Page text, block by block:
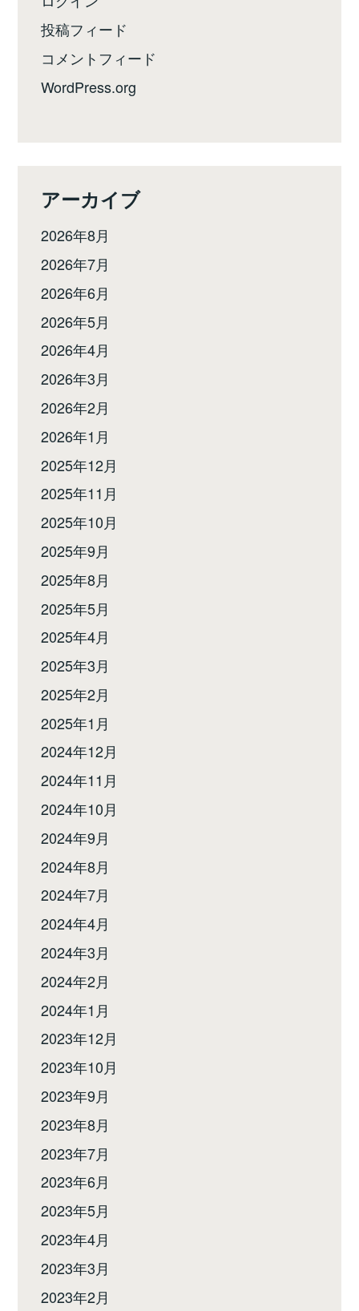
投稿フィード
コメントフィード
WordPress.org
アーカイブ
2026年8月
2026年7月
2026年6月
2026年5月
2026年4月
2026年3月
2026年2月
2026年1月
2025年12月
2025年11月
2025年10月
2025年9月
2025年8月
2025年5月
2025年4月
2025年3月
2025年2月
2025年1月
2024年12月
2024年11月
2024年10月
2024年9月
2024年8月
2024年7月
2024年4月
2024年3月
2024年2月
2024年1月
2023年12月
2023年10月
2023年9月
2023年8月
2023年7月
2023年6月
2023年5月
2023年4月
2023年3月
2023年2月